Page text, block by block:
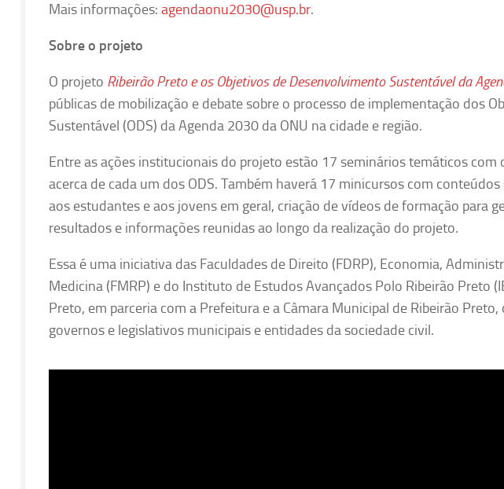
Mais informações: agendaonu2030@usp.br.
Sobre o projeto
O projeto Ribeirão Preto e os Objetivos de Desenvolvimento Sustentável da
públicas de mobilização e debate sobre o processo de implementação dos
Sustentável (ODS) da Agenda 2030 da ONU na cidade e região.
Entre as ações institucionais do projeto estão 17 seminários temáticos
acerca de cada um dos ODS. Também haverá 17 minicursos com
aos estudantes e aos jovens em geral, criação de vídeos de formação para
resultados e informações reunidas ao longo da realização do projeto.
Essa é uma iniciativa das Faculdades de Direito (FDRP), Economia,
Medicina (FMRP) e do Instituto de Estudos Avançados Polo Ribeirão Preto
Preto, em parceria com a Prefeitura e a Câmara Municipal de Ribeirão
governos e legislativos municipais e entidades da sociedade civil.